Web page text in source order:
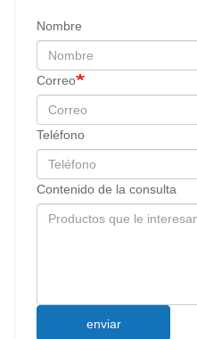
Nombre
Correo
Teléfono
Contenido de la consulta
enviar